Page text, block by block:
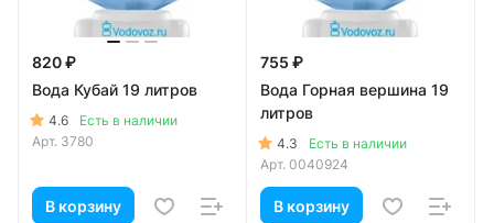
820 ₽
Вода Кубай 19 литров
4.6
Есть в наличии
Арт. 3780
В корзину
755 ₽
Вода Горная вершина 19
литров
4.3
Есть в наличии
Арт. 0040924
В корзину